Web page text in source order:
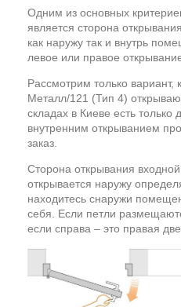
Одним из основных
является сторона
как наружу так и внутрь
левое или правое
Рассмотрим только вариант,
Металл/121 (Тип 4)
складах в Киеве есть только
внутренним открыванием
заказ.
Сторона открывания
открывается наружу
находитесь снаружи
себя. Если петли
если справа – это правая